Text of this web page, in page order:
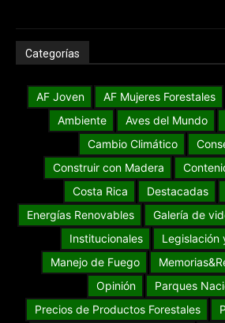
Categorías
AF Joven AF Mujeres Forestales
Ambiente
Aves del Mundo
Cambio Climático
Construir con Madera
Costa Rica
Destacadas
Energías Renovables
Galería de
Institucionales
Legislación
Manejo de Fuego
Opinión
Parques
Precios de Productos Forestales